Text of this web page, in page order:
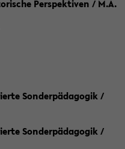
Perspektiven / M.A.
Sonderpädagogik /
Sonderpädagogik /